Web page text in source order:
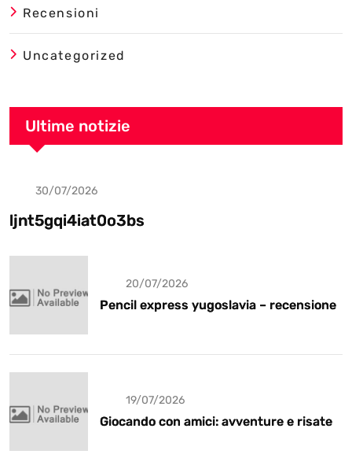
Recensioni
Uncategorized
Ultime notizie
Uncategorized
30/07/2026
ljnt5gqi4iat0o3bs
20/07/2026
Pencil express yugoslavia – recensione
19/07/2026
Giocando con amici: avventure e risate